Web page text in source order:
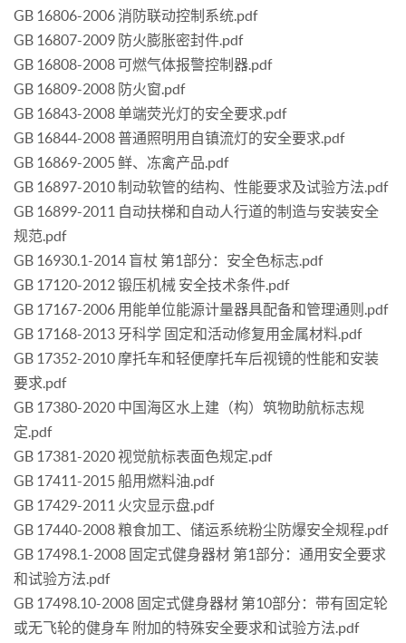
GB 16806-2006 消防联动控制系统.pdf
GB 16807-2009 防火膨胀密封件.pdf
GB 16808-2008 可燃气体报警控制器.pdf
GB 16809-2008 防火窗.pdf
GB 16843-2008 单端荧光灯的安全要求.pdf
GB 16844-2008 普通照明用自镇流灯的安全要求.pdf
GB 16869-2005 鲜、冻禽产品.pdf
GB 16897-2010 制动软管的结构、性能要求及试验方法.pdf
GB 16899-2011 自动扶梯和自动人行道的制造与安装安全
规范.pdf
GB 16930.1-2014 盲杖 第1部分：安全色标志.pdf
GB 17120-2012 锻压机械 安全技术条件.pdf
GB 17167-2006 用能单位能源计量器具配备和管理通则.pdf
GB 17168-2013 牙科学 固定和活动修复用金属材料.pdf
GB 17352-2010 摩托车和轻便摩托车后视镜的性能和安装
要求.pdf
GB 17380-2020 中国海区水上建（构）筑物助航标志规
定.pdf
GB 17381-2020 视觉航标表面色规定.pdf
GB 17411-2015 船用燃料油.pdf
GB 17429-2011 火灾显示盘.pdf
GB 17440-2008 粮食加工、储运系统粉尘防爆安全规程.pdf
GB 17498.1-2008 固定式健身器材 第1部分：通用安全要求
和试验方法.pdf
GB 17498.10-2008 固定式健身器材 第10部分：带有固定轮
或无飞轮的健身车 附加的特殊安全要求和试验方法.pdf